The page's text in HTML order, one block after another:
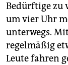
Bedürftige zu
um vier Uhr
unterwegs.
regelmäßig
Leute fahren